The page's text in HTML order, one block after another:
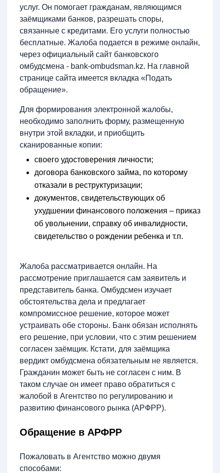
услуг. Он помогает гражданам, являющимся
заёмщиками банков, разрешать споры,
связанные с кредитами. Его услуги полностью
бесплатные. Жалоба подается в режиме онлайн,
через официальный сайт банковского
омбудсмена - bank-ombudsman.kz. На главной
странице сайта имеется вкладка «Подать
обращение».
Для формирования электронной жалобы,
необходимо заполнить форму, размещенную
внутри этой вкладки, и приобщить
сканированные копии:
своего удостоверения личности;
договора банковского займа, по которому
отказали в реструктуризации;
документов, свидетельствующих об
ухудшении финансового положения – приказ
об увольнении, справку об инвалидности,
свидетельство о рождении ребенка и т.п.
Жалоба рассматривается онлайн. На
рассмотрение приглашается сам заявитель и
представитель банка. Омбудсмен изучает
обстоятельства дела и предлагает
компромиссное решение, которое может
устраивать обе стороны. Банк обязан исполнять
его решение, при условии, что с этим решением
согласен заёмщик. Кстати, для заёмщика
вердикт омбудсмена обязательным не является.
Гражданин может быть не согласен с ним. В
таком случае он имеет право обратиться с
жалобой в Агентство по регулированию и
развитию финансового рынка (АРФРР).
Обращение в АРФРР
Пожаловать в Агентство можно двумя
способами: